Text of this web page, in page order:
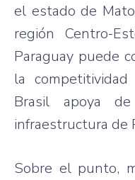
el estado de
región Centro-
Paraguay puede
la
Brasil apoya
infraestructura de
Sobre el punto,